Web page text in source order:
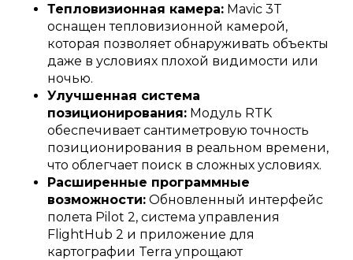
Тепловизионная камера: Mavic 3T
оснащен тепловизионной камерой,
которая позволяет обнаруживать объекты
даже в условиях плохой видимости или
ночью.
Улучшенная система
позиционирования: Модуль RTK
обеспечивает сантиметровую точность
позиционирования в реальном времени,
что облегчает поиск в сложных условиях.
Расширенные программные
возможности: Обновленный интерфейс
полета Pilot 2, система управления
FlightHub 2 и приложение для
картографии Terra упрощают